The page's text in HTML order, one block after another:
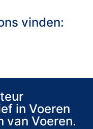
vinden:
in Voeren
van Voeren.